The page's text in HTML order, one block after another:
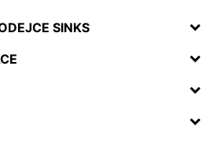
SINKS